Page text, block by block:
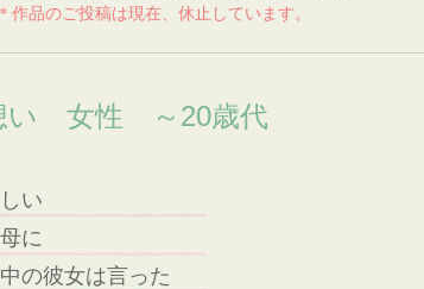
＊作品のご投稿は現在、休止しています。
い 女性 ～20歳代
い
に
の彼女は言った